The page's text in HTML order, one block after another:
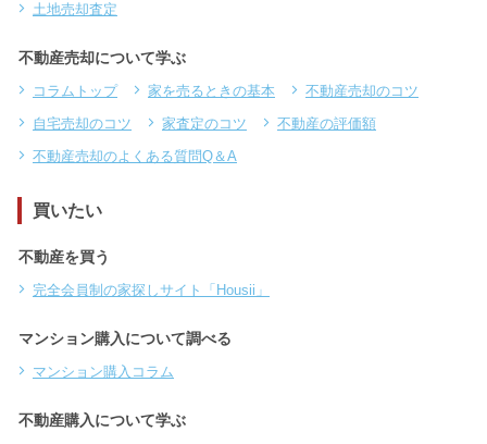
土地売却査定
不動産売却について学ぶ
コラムトップ 家を売るときの基本
不動産売却のコツ
自宅売却のコツ
家査定のコツ
不動産の評価額
不動産売却のよくある質問Q＆A
買いたい
不動産を買う
完全会員制の家探しサイト「Housii」
マンション購入について調べる
マンション購入コラム
不動産購入について学ぶ